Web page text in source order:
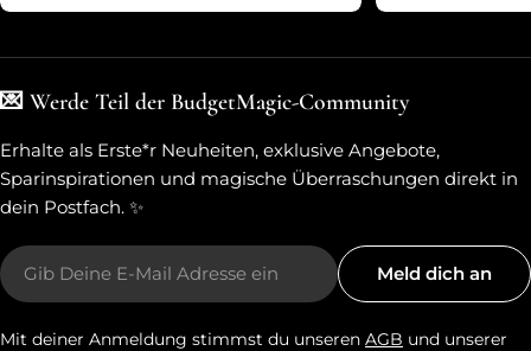
💌 Werde Teil der BudgetMagic-Community
Erhalte als Erste*r Neuheiten, exklusive Angebote,
Sparinspirationen und magische Überraschungen direkt in
dein Postfach. ✨
E-
Mail
Meld dich an
Mit deiner Anmeldung stimmst du unseren AGB und unserer